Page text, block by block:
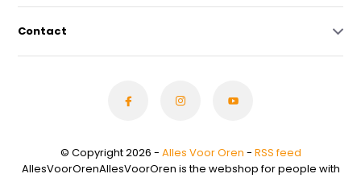
Contact
© Copyright 2026 - Alles Voor Oren - RSS feed
AllesVoorOrenAllesVoorOren is the webshop for people with